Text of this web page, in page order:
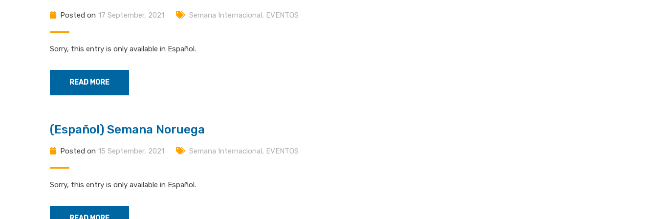
Posted on 17 September, 2021 Semana Internacional, EVENTOS
Sorry, this entry is only available in Español.
READ MORE
(Español) Semana Noruega
Posted on 15 September, 2021 Semana Internacional, EVENTOS
Sorry, this entry is only available in Español.